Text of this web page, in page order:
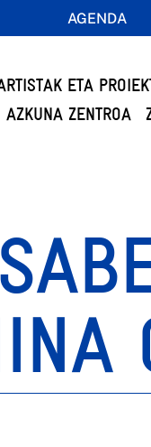
AGENDA
ETA
AZKUNA ZENTROA